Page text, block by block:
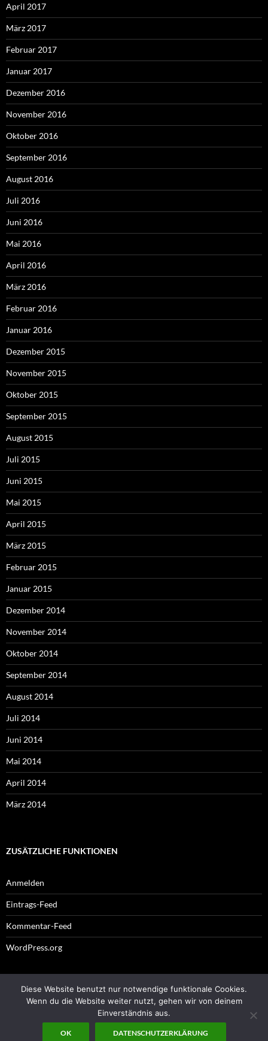
April 2017
März 2017
Februar 2017
Januar 2017
Dezember 2016
November 2016
Oktober 2016
September 2016
August 2016
Juli 2016
Juni 2016
Mai 2016
April 2016
März 2016
Februar 2016
Januar 2016
Dezember 2015
November 2015
Oktober 2015
September 2015
August 2015
Juli 2015
Juni 2015
Mai 2015
April 2015
März 2015
Februar 2015
Januar 2015
Dezember 2014
November 2014
Oktober 2014
September 2014
August 2014
Juli 2014
Juni 2014
Mai 2014
April 2014
März 2014
ZUSÄTZLICHE FUNKTIONEN
Anmelden
Eintrags-Feed
Kommentar-Feed
WordPress.org
Impressum
Diese Website benutzt nur notwendige funktionale Cookies.
Wenn du die Website weiter nutzt, gehen wir von deinem
Einverständnis aus.
OK DATENSCHUTZERKLÄRUNG